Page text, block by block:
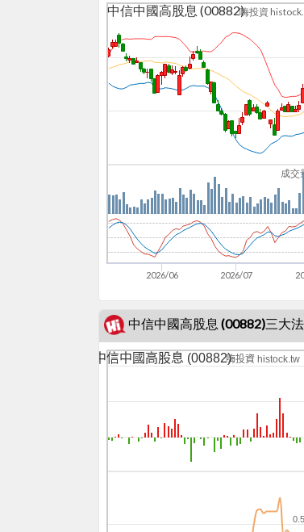
成交
中信中國高股息 (00882)嗨投資
2026/06 2026/07
中信中國高股息 (00882)三大法
中信中國高股息 (00882)嗨投資 histock.tw
0.5